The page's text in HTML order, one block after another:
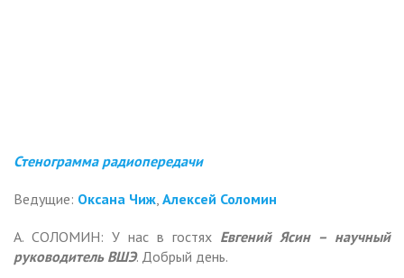
Стенограмма радиопередачи
Ведущие: Оксана Чиж Алексей Соломин
А. СОЛОМИН: У нас в гостях Евгений Ясин – научный
руководитель ВШЭ. Добрый день.